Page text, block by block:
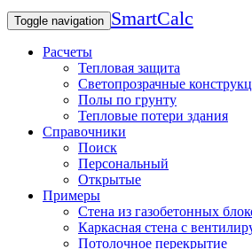
Toggle navigation SmartCalc
Расчеты
Тепловая защита
Светопрозрачные
Полы по грунту
Тепловые потери здания
Справочники
Поиск
Персональный
Открытые
Примеры
Стена из газобетонных
Каркасная стена с
Потолочное перекрытие